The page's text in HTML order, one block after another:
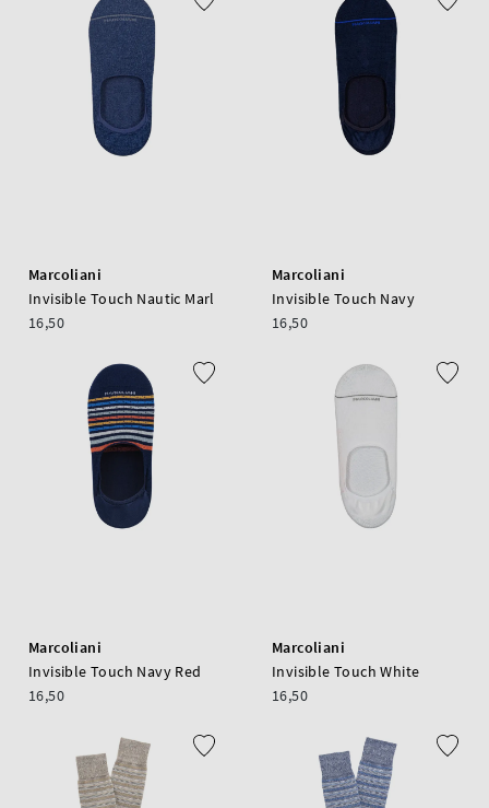
Marcoliani
Invisible Touch Nautic Marl
16,50
Marcoliani
Invisible Touch Navy
16,50
Marcoliani
Invisible Touch Navy Red
16,50
Marcoliani
Invisible Touch White
16,50